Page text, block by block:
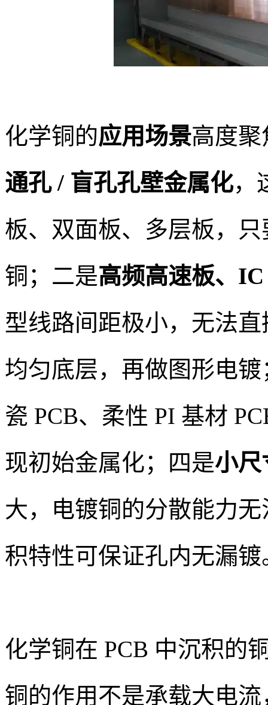
化学铜的应用场景高度聚
通孔 / 盲孔孔壁金属化，
板、双面板、多层板，
铜；二是高频高速板、
型线路间距极小，无法
均匀底层，再做图形电镀
瓷 PCB、柔性 PI 基材
现初始金属化；四是小尺
大，电镀铜的分散能力
积特性可保证孔内无漏镀
化学铜在 PCB 中沉积的
铜的作用不是承载大电流